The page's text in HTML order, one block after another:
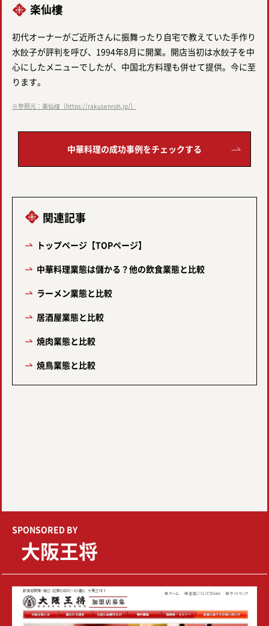
楽仙樓
初代オーナーがご近所さんに振舞ったり自宅で教えていた手作り
水餃子が評判を呼び、1994年8月に開業。開店当初は水餃子を中
心にしたメニューでしたが、中国北方料理も併せて提供。今に至
ります。
※参照元：楽仙樓（https://rakusenroh.jp/）
中華料理の成功事例をチェックする
関連記事
トップページ【TOPページ】
中華料理業態は儲かる？他の飲食業態と比較
ラーメン業態と比較
居酒屋業態と比較
焼肉業態と比較
焼鳥業態と比較
SPONSORED BY
大阪王将